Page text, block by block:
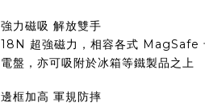
強力磁吸 解放雙手
18N 超強磁力，相容各式 MagSafe
電盤，亦可吸附於冰箱等鐵製品之上
邊框加高 軍規防摔